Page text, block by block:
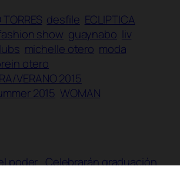
desfile ECLIPTICA
show guaynabo
liv
michelle otero moda
otero
VERANO 2015
2015 WOMAN
poder Celebrarán graduación